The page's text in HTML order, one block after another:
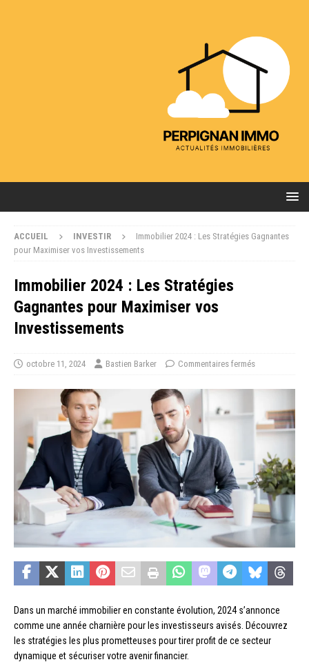
ACCUEIL INVESTIR
Immobilier 2024 : Les Stratégies Gagnantes
pour Maximiser vos Investissements
Immobilier 2024 : Les Stratégies
Gagnantes pour Maximiser vos
Investissements
octobre 11, 2024 Bastien Barker Commentaires fermés
Dans un marché immobilier en constante évolution, 2024 s’annonce
comme une année charnière pour les investisseurs avisés. Découvrez
les stratégies les plus prometteuses pour tirer profit de ce secteur
dynamique et sécuriser votre avenir financier.